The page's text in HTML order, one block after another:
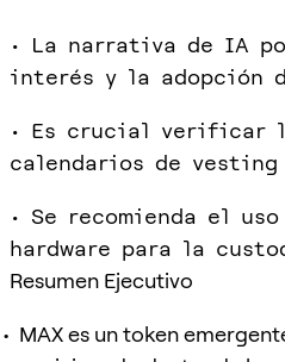
• La narrativa de IA
interés y la adopción
• Es crucial verificar
calendarios de
• Se recomienda el
hardware para la
Resumen Ejecutivo
MAX es un token